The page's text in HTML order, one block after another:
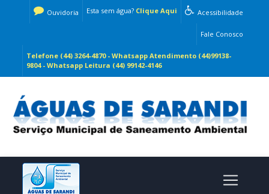
Acessibilidade
Esta sem água? Clique Aqui
Ouvidoria
Fale Conosco
Telefone (44) 3264-4870 - Whatsapp Atendimento (44)99138-
9804 - Whatsapp Leitura (44) 99142-4146